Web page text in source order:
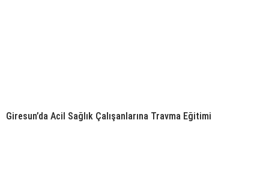
Giresun’da Acil Sağlık Çalışanlarına Travma Eğitimi